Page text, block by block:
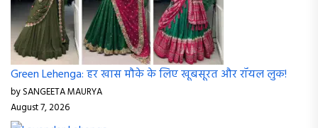
Green Lehenga: हर खास मौके के लिए खूबसूरत और रॉयल लुक!
by SANGEETA MAURYA
August 7, 2026